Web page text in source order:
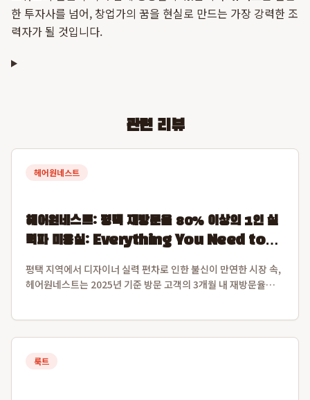
한 투자사를 넘어, 창업가의 꿈을 현실로 만드는 가장 강력한 조
력자가 될 것입니다.
관련 리뷰
헤어원네스트
헤어원네스트: 평택 재방문율 80% 이상의 1인 실
력파 미용실: Everything You Need to
평택 지역에서 디자이너 실력 편차로 인한 불신이 만연한 시장 속,
헤어원네스트는 2025년 기준 방문 고객의 3개월 내 재방문율
룩트